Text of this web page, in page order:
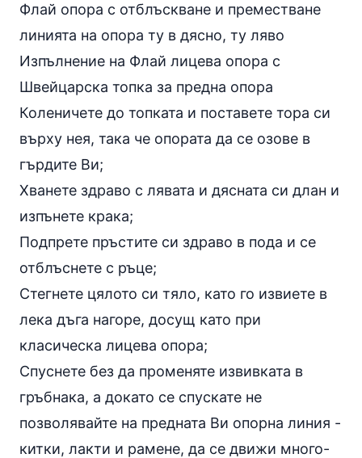
Флай опора с отблъскване и преместване
линията на опора ту в дясно, ту ляво
Изпълнение на Флай лицева опора с
Швейцарска топка за предна опора
Коленичете до топката и поставете тора си
върху нея, така че опората да се озове в
гърдите Ви;
Хванете здраво с лявата и дясната си длан и
изпънете крака;
Подпрете пръстите си здраво в пода и се
отблъснете с ръце;
Стегнете цялото си тяло, като го извиете в
лека дъга нагоре, досущ като при
класическа лицева опора;
Спуснете без да променяте извивката в
гръбнака, а докато се спускате не
позволявайте на предната Ви опорна линия -
китки, лакти и рамене, да се движи много-